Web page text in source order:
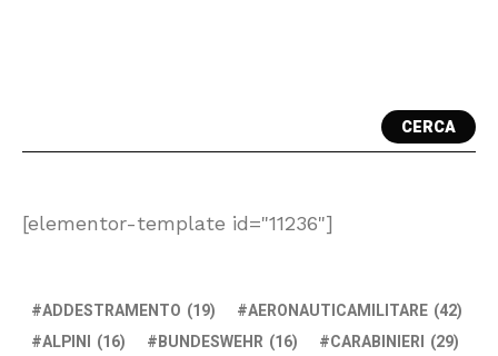
CERCA
[elementor-template id="11236"]
ADDESTRAMENTO (19) AERONAUTICAMILITARE (42)
ALPINI (16) BUNDESWEHR (16) CARABINIERI (29)